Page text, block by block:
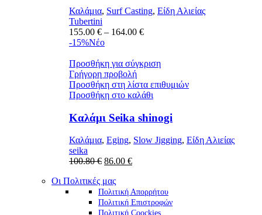
Οι
επιλογές
μπορούν
να
επιλεγούν
στη
σελίδα
του
προϊόντος
Καλάμια, Surf Casting, Είδη Αλιείας
Tubertini
155.00 € – 164.00 €Price
through
-15%Νέο
Προσθήκη για σύγκριση
Γρήγορη προβολή
Προσθήκη στη λίστα επιθυμιών
Προσθήκη στο καλάθι
Καλάμι Seika shinogi
Καλάμια, Eging, Slow Jigging, Είδη Αλιείας
seika
100.80€ Original
was:
100.80 €.
86.00 €Η
είναι:
86.00 €.
Οι Πολιτικές μας
Πολιτική Απορρήτου
Πολιτική Επιστροφών
Πολιτική Coockies